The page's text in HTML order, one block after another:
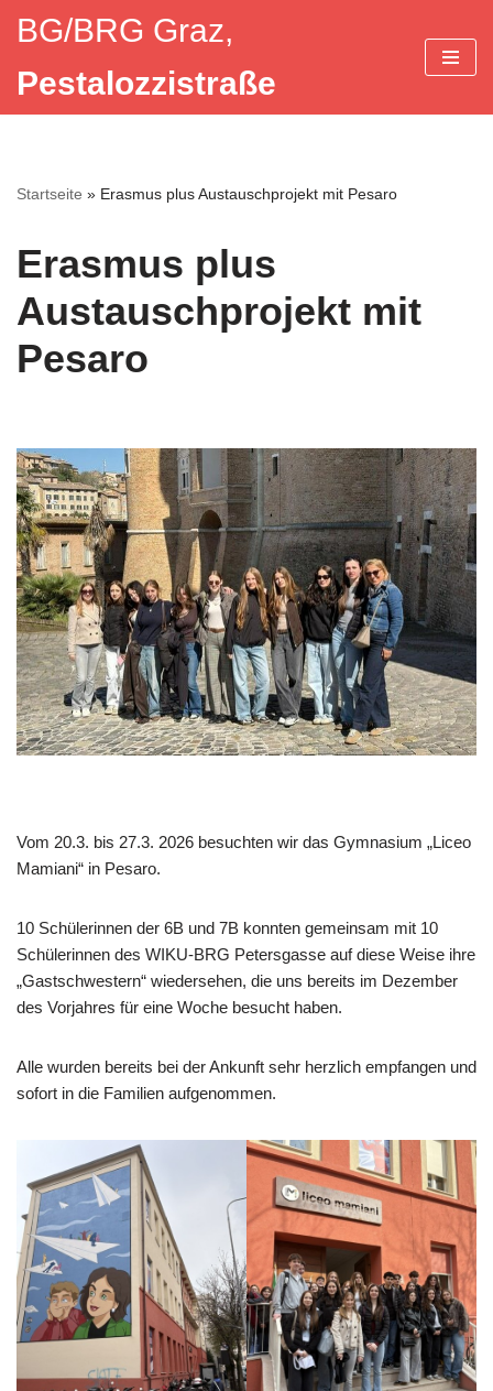
Inhalt
springen
BG/BRG Graz,
Pestalozzistraße
Startseite » Erasmus plus Austauschprojekt mit Pesaro
Erasmus plus
Austauschprojekt mit
Pesaro
Vom 20.3. bis 27.3. 2026 besuchten wir das Gymnasium „Liceo
Mamiani“ in Pesaro.
10 Schülerinnen der 6B und 7B konnten gemeinsam mit 10
Schülerinnen des WIKU-BRG Petersgasse auf diese Weise ihre
„Gastschwestern“ wiedersehen, die uns bereits im Dezember
des Vorjahres für eine Woche besucht haben.
Alle wurden bereits bei der Ankunft sehr herzlich empfangen und
sofort in die Familien aufgenommen.